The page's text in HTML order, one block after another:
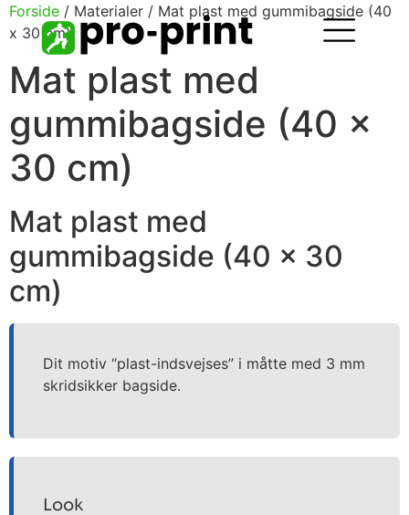
Forside / Materialer / Mat plast med gummibagside (40
x 30 cm)
Mat plast med
gummibagside (40 x
30 cm)
Mat plast med
gummibagside (40 x 30
cm)
Dit motiv “plast-indsvejses” i måtte med 3 mm
skridsikker bagside.
Look